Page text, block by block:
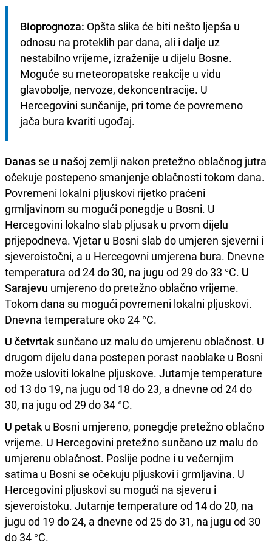
Bioprognoza: Opšta slika će biti nešto ljepša u
odnosu na proteklih par dana, ali i dalje uz
nestabilno vrijeme, izraženije u dijelu Bosne.
Moguće su meteoropatske reakcije u vidu
glavobolje, nervoze, dekoncentracije. U
Hercegovini sunčanije, pri tome će povremeno
jača bura kvariti ugođaj.
Danas se u našoj zemlji nakon pretežno oblačnog jutra
očekuje postepeno smanjenje oblačnosti tokom dana.
Povremeni lokalni pljuskovi rijetko praćeni
grmljavinom su mogući ponegdje u Bosni. U
Hercegovini lokalno slab pljusak u prvom dijelu
prijepodneva. Vjetar u Bosni slab do umjeren sjeverni i
sjeveroistočni, a u Hercegovni umjerena bura. Dnevne
temperatura od 24 do 30, na jugu od 29 do 33 °C. U
Sarajevu umjereno do pretežno oblačno vrijeme.
Tokom dana su mogući povremeni lokalni pljuskovi.
Dnevna temperature oko 24 °C.
U četvrtak sunčano uz malu do umjerenu oblačnost. U
drugom dijelu dana postepen porast naoblake u Bosni
može usloviti lokalne pljuskove. Jutarnje temperature
od 13 do 19, na jugu od 18 do 23, a dnevne od 24 do
30, na jugu od 29 do 34 °C.
U petak u Bosni umjereno, ponegdje pretežno oblačno
vrijeme. U Hercegovini pretežno sunčano uz malu do
umjerenu oblačnost. Poslije podne i u večernjim
satima u Bosni se očekuju pljuskovi i grmljavina. U
Hercegovini pljuskovi su mogući na sjeveru i
sjeveroistoku. Jutarnje temperature od 14 do 20, na
jugu od 19 do 24, a dnevne od 25 do 31, na jugu od 30
do 34 °C.